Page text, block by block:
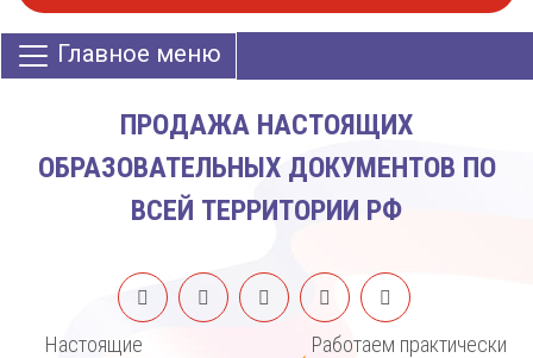
Главное меню
ПРОДАЖА НАСТОЯЩИХ
ОБРАЗОВАТЕЛЬНЫХ ДОКУМЕНТОВ ПО
ВСЕЙ ТЕРРИТОРИИ РФ
Настоящие
Работаем практически